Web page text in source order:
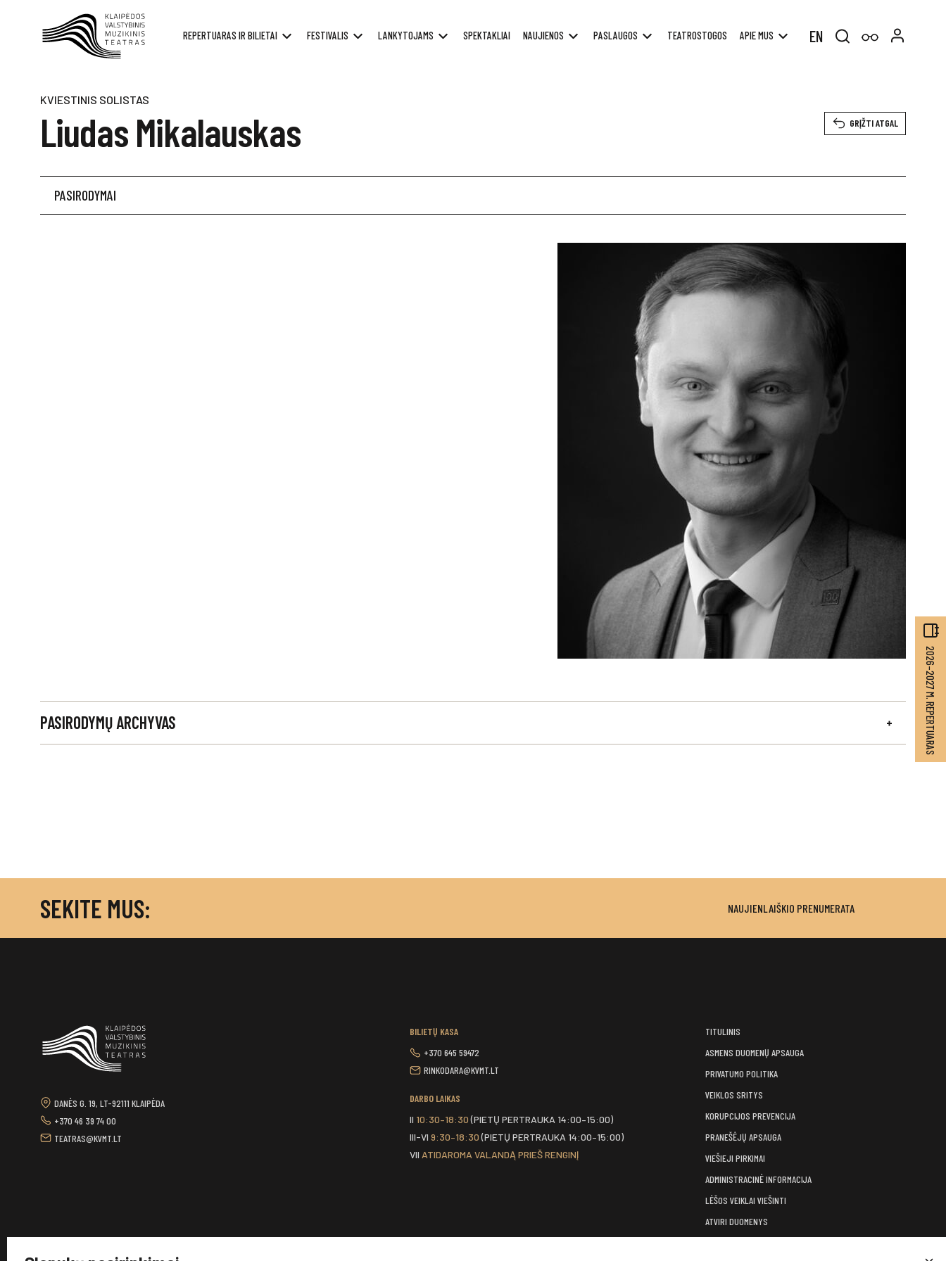
REPERTUARAS IR BILIETAI FESTIVALIS LANKYTOJAMS SPEKTAKLIAI NAUJIENOS PASLAUGOS TEATROSTOGOS APIE MUS EN
KVIESTINIS SOLISTAS
Liudas Mikalauskas GRĮŽTI ATGAL
PASIRODYMAI
PASIRODYMŲ ARCHYVAS 2026–2027 M. REPERTUARAS
SEKITE MUS: NAUJIENLAIŠKIO PRENUMERATA
DANĖS G. 19, LT-92111 KLAIPĖDA
+370 46 39 74 00
TEATRAS@KVMT.LT
BILIETŲ KASA
+370 645 59472
RINKODARA@KVMT.LT
DARBO LAIKAS
II 10:30–18:30(PIETŲ PERTRAUKA 14:00–15:00)
III-VI 9:30–18:30(PIETŲ PERTRAUKA 14:00–15:00)
VII ATIDAROMA VALANDĄ PRIEŠ RENGINĮ
TITULINIS
ASMENS DUOMENŲ APSAUGA
PRIVATUMO POLITIKA
VEIKLOS SRITYS
KORUPCIJOS PREVENCIJA
PRANEŠĖJŲ APSAUGA
VIEŠIEJI PIRKIMAI
ADMINISTRACINĖ INFORMACIJA
LĖŠOS VEIKLAI VIEŠINTI
ATVIRI DUOMENYS